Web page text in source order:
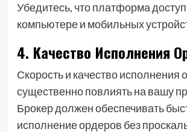
Убедитесь, что платформа
компьютере и мобильных
4. Качество Исполнения
Скорость и качество исполнения
существенно повлиять на вашу
Брокер должен обеспечивать
исполнение ордеров без